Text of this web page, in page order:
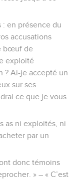
: en présence du
accusations
bœuf de
exploité
? Ai-je accepté un
sur ses
ce que je vous
as ni exploités, ni
par un
donc témoins
» – « C’est